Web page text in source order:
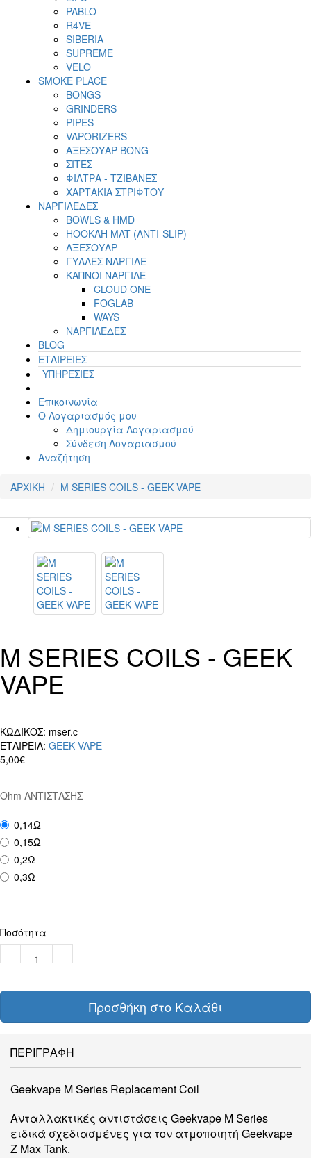
PABLO
R4VE
SIBERIA
SUPREME
VELO
SMOKE PLACE
BONGS
GRINDERS
PIPES
VAPORIZERS
ΑΞΕΣΟΥΑΡ BONG
ΣΙΤΕΣ
ΦΙΛΤΡΑ - ΤΖΙΒΑΝΕΣ
ΧΑΡΤΑΚΙΑ ΣΤΡΙΦΤΟΥ
ΝΑΡΓΙΛΕΔΕΣ
BOWLS & HMD
HOOKAH MAT (ANTI-SLIP)
ΑΞΕΣΟΥΑΡ
ΓΥΑΛΕΣ ΝΑΡΓΙΛΕ
ΚΑΠΝΟΙ ΝΑΡΓΙΛΕ
CLOUD ONE
FOGLAB
WAYS
ΝΑΡΓΙΛΕΔΕΣ
BLOG
ΕΤΑΙΡΕΙΕΣ
ΥΠΗΡΕΣΙΕΣ
Επικοινωνία
Ο Λογαριασμός μου
Δημιουργία Λογαριασμού
Σύνδεση Λογαριασμού
Αναζήτηση
ΑΡΧΙΚΗ M SERIES COILS - GEEK VAPE
M SERIES COILS - GEEK
VAPE
ΚΩΔΙΚΟΣ: mser.c
ΕΤΑΙΡΕΙΑ: GEEK VAPE
5,00€
Ohm ΑΝΤΙΣΤΑΣΗΣ
0,14Ω
0,15Ω
0,2Ω
0,3Ω
Ποσότητα
Προσθήκη στο Καλάθι
ΠΕΡΙΓΡΑΦΗ
Geekvape M Series Replacement Coil
Ανταλλακτικές αντιστάσεις Geekvape M Series
ειδικά σχεδιασμένες για τον ατμοποιητή Geekvape
Z Max Tank.